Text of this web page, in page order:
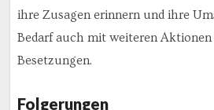
ihre Zusagen erinnern und ihre
Bedarf auch mit weiteren Aktionen
Besetzungen.
Folgerungen